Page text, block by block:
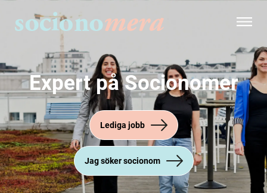
Expert på Socionomer
Lediga jobb
Jag söker socionom